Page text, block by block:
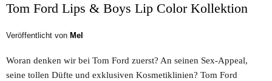
Tom Ford Lips & Boys Lip Color Kollektion
Veröffentlicht von Mel
Woran denken wir bei Tom Ford zuerst? An seinen Sex-Appeal,
seine tollen Düfte und exklusiven Kosmetiklinien? Tom Ford